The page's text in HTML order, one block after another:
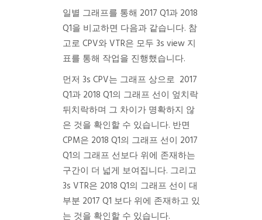
일별 그래프를 통해 2017 Q1과 2018
Q1을 비교하면 다음과 같습니다. 참
고로 CPV와 VTR은 모두 3s view 지
표를 통해 작업을 진행했습니다.
먼저 3s CPV는 그래프 상으로 2017
Q1과 2018 Q1의 그래프 선이 엎치락
뒤치락하며 그 차이가 명확하지 않
은 것을 확인할 수 있습니다. 반면
CPM은 2018 Q1의 그래프 선이 2017
Q1의 그래프 선보다 위에 존재하는
구간이 더 넓게 보여집니다. 그리고
3s VTR은 2018 Q1의 그래프 선이 대
부분 2017 Q1 보다 위에 존재하고 있
는 것을 확인할 수 있습니다.